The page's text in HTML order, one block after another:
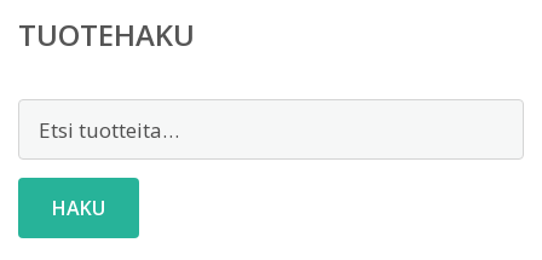
TUOTEHAKU
HAKU